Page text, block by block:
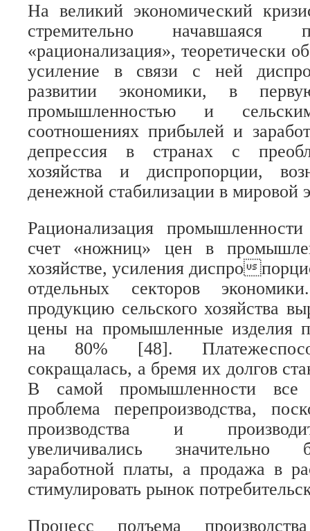
На великий экономический
стремительно
«рационализация», теоретически
усиление в связи с ней
развитии экономики, в
промышленностью и
соотношениях прибылей и
депрессия в странах с
хозяйства и диспропорции,
денежной стабилизации в мировой
Рационализация
счет «ножниц» цен в
хозяйстве, усиления диспро
отдельных секторов
продукцию сельского хозяйства
цены на промышленные изделия
на 80% [48].
сокращалась, а бремя их долгов
В самой промышленности все
проблема перепроизводства,
производства и
увеличивались значительно
заработной платы, а продажа в
стимулировать рынок
Процесс подъема